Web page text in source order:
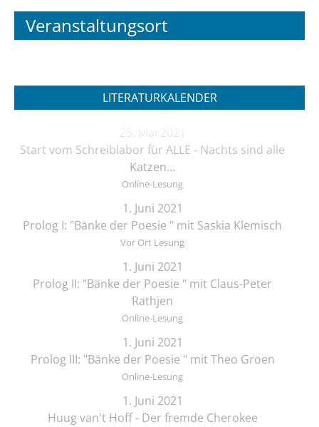
Veranstaltungsort
LITERATURKALENDER
25. Mai 2021
Start vom Schreiblabor für ALLE - Nachts sind alle
Katzen…
Online-Lesung
1. Juni 2021
Prolog I: "Bänke der Poesie " mit Saskia Klemisch
Vor Ort Lesung
1. Juni 2021
Prolog II: "Bänke der Poesie " mit Claus-Peter
Rathjen
Online-Lesung
1. Juni 2021
Prolog III: "Bänke der Poesie " mit Theo Groen
Online-Lesung
1. Juni 2021
Huug van't Hoff - Der fremde Cherokee